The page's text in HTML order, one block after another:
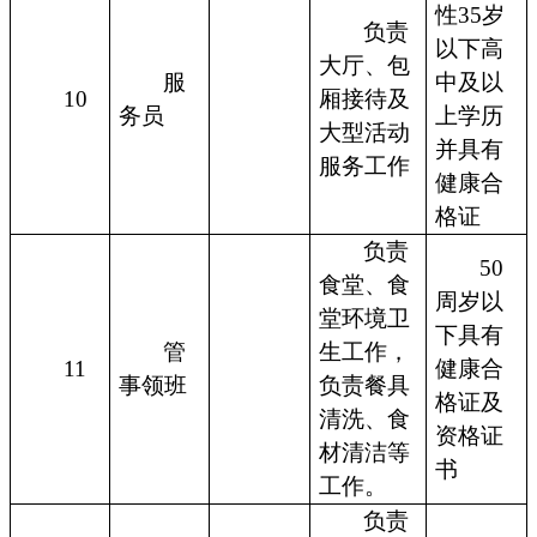
10
服
务员
负责
大厅、包
厢接待及
大型活动
服务工作
性35岁
以下高
中及以
上学历
并具有
健康合
格证
11
管
事领班
负责
食堂、食
堂环境卫
生工作，
负责餐具
清洗、食
材清洁等
工作。
50
周岁以
下具有
健康合
格证及
资格证
书
负责